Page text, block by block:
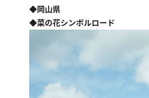
◆岡山県
◆菜の花シンボルロード